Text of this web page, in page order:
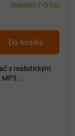
Skladem (>5 ks)
Do košíka
s realistickým
MP3